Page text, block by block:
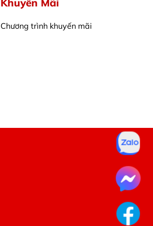
Chương trình khuyến mãi